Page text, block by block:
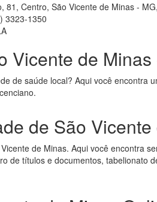
81, Centro, São Vicente de Minas -
3323-1350
Vicente de Minas
de saúde local? Aqui você encontra
de São
de Minas. Aqui você encontra
de títulos e documentos, tabelionato